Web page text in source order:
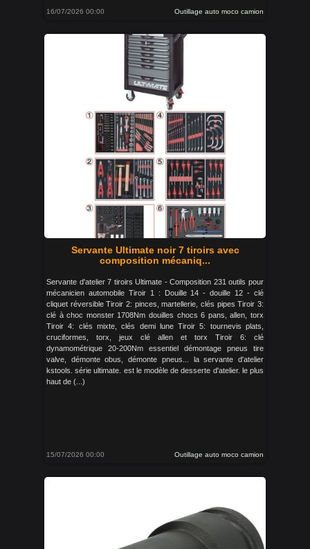
16/07/2026 00:00 Outillage auto moco camion
Servante Ultimate noir 7 tiroirs avec
composition mécaniq...
Servante d'atelier 7 tiroirs Ultimate - Composition 231 outils pour
mécanicien automobile Tiroir 1 : Douille 14 - douille 12 - clé
cliquet réversible Tiroir 2: pinces, martellerie, clés pipes Tiroir 3:
clé à choc monster 1708Nm douilles chocs 6 pans, allen, torx
Tiroir 4: clés mixte, clés demi lune Tiroir 5: tournevis plats,
cruciformes, torx, jeux clé allen et torx Tiroir 6: clé
dynamométrique 20-200Nm essentiel démontage pneus tire
valve, démonte obus, démonte pneus... la servante d'atelier
kstools. série ultimate. est le modèle de desserte d'atelier. le plus
haut de (...)
15/07/2026 00:00 Outillage auto moco camion